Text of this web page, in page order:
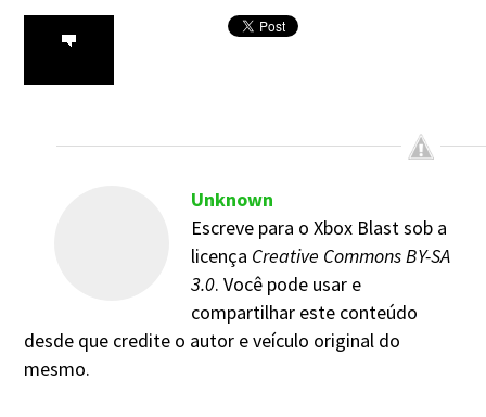
Unknown
Escreve para o Xbox Blast sob a
licença Creative Commons BY-SA
3.0. Você pode usar e
compartilhar este conteúdo
desde que credite o autor e veículo original do
mesmo.